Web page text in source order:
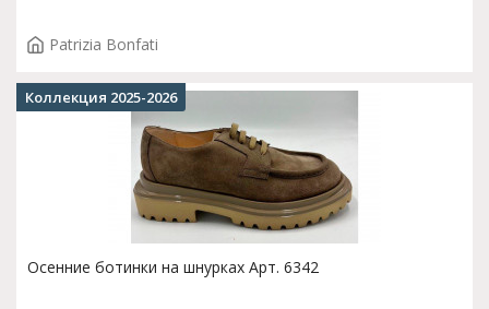
Patrizia Bonfati
Осенние ботинки на шнурках Арт. 6342
Коллекция 2025-2026